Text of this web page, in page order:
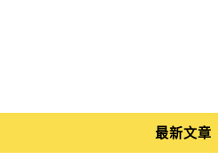
Yuki's Life
Main Menu
最新文章